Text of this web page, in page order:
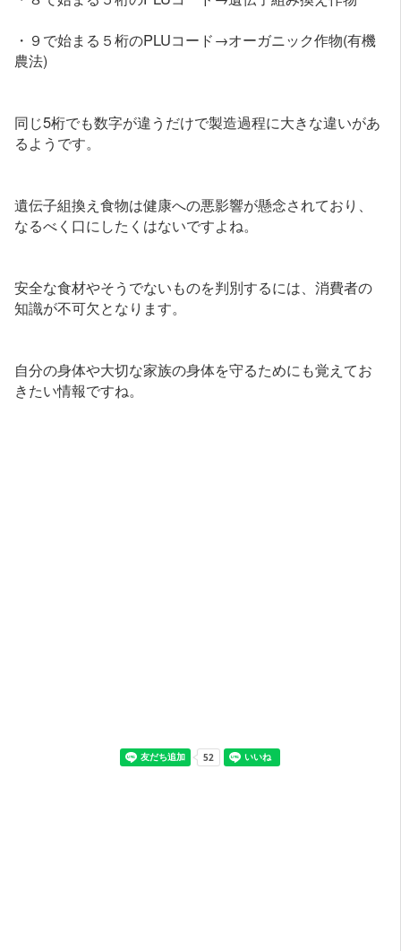
・９で始まる５桁のPLUコード→オーガニック作物(有機
農法)
同じ5桁でも数字が違うだけで製造過程に大きな違いがあ
るようです。
遺伝子組換え食物は健康への悪影響が懸念されており、
なるべく口にしたくはないですよね。
安全な食材やそうでないものを判別するには、消費者の
知識が不可欠となります。
自分の身体や大切な家族の身体を守るためにも覚えてお
きたい情報ですね。